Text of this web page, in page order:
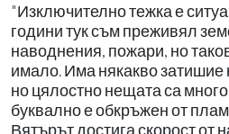
"Изключително тежка е
години тук съм преживял
наводнения, пожари, но
имало. Има някакво затишие
но цялостно нещата са
буквално е обкръжен от
Вятърът достига скорост от